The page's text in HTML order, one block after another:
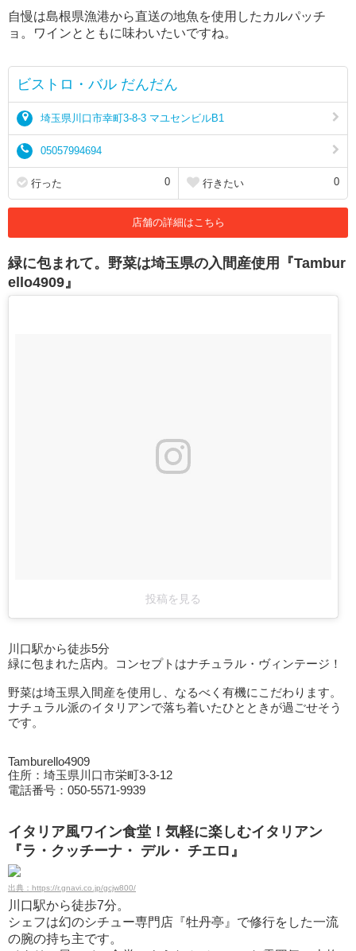
自慢は島根県漁港から直送の地魚を使用したカルパッチ
ョ。ワインとともに味わいたいですね。
ビストロ・バル だんだん
埼玉県川口市幸町3-8-3 マユセンビルB1
05057994694
行った 0 行きたい 0
店舗の詳細はこちら
緑に包まれて。野菜は埼玉県の入間産使用『Tambur
ello4909』
投稿を見る
川口駅から徒歩5分
緑に包まれた店内。コンセプトはナチュラル・ヴィンテージ！
野菜は埼玉県入間産を使用し、なるべく有機にこだわります。
ナチュラル派のイタリアンで落ち着いたひとときが過ごせそう
です。
Tamburello4909
住所：埼玉県川口市栄町3-3-12
電話番号：050-5571-9939
イタリア風ワイン食堂！気軽に楽しむイタリアン
『ラ・クッチーナ・ デル・ チエロ』
出典：https://r.gnavi.co.jp/gcjw800/
川口駅から徒歩7分。
シェフは幻のシチュー専門店『牡丹亭』で修行をした一流
の腕の持ち主です。